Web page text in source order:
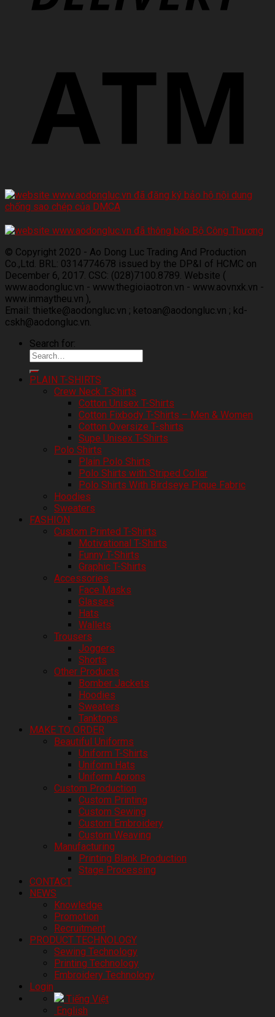
© Copyright 2020 - Ao Dong Luc Trading And Production
Co.,Ltd. BRL: 0314774678 issued by the DP&I of HCMC on
December 6, 2017. CSC: (028)7100.8789. Website (
www.aodongluc.vn - www.thegioiaotron.vn - www.aovnxk.vn -
www.inmaytheu.vn ),
Email: thietke@aodongluc.vn ; ketoan@aodongluc.vn ; kd-
cskh@aodongluc.vn.
Search for:
PLAIN T-SHIRTS
Crew Neck T-Shirts
Cotton Unisex T-Shirts
Cotton Fixbody T-Shirts – Men & Women
Cotton Oversize T-shirts
Supe Unisex T-Shirts
Polo Shirts
Plain Polo Shirts
Polo Shirts with Striped Collar
Polo Shirts With Birdseye Pique Fabric
Hoodies
Sweaters
FASHION
Custom Printed T-Shirts
Motivational T-Shirts
Funny T-Shirts
Graphic T-Shirts
Accessories
Face Masks
Glasses
Hats
Wallets
Trousers
Joggers
Shorts
Other Products
Bomber Jackets
Hoodies
Sweaters
Tanktops
MAKE TO ORDER
Beautiful Uniforms
Uniform T-Shirts
Uniform Hats
Uniform Aprons
Custom Production
Custom Printing
Custom Sewing
Custom Embroidery
Custom Weaving
Manufacturing
Printing Blank Production
Stage Processing
CONTACT
NEWS
Knowledge
Promotion
Recruitment
PRODUCT TECHNOLOGY
Sewing Technology
Printing Technology
Embroidery Technology
Login
Tiếng Việt
English